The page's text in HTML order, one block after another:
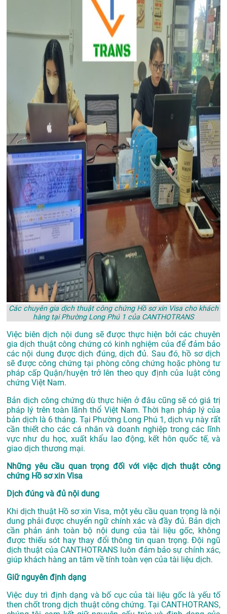
Các chuyên gia dịch thuật công chứng Hồ sơ xin Visa cho khách
hàng tại Phường Long Phú 1 của CANTHOTRANS
Việc biên dịch nội dung sẽ được thực hiện bởi các chuyên
gia dịch thuật công chứng có kinh nghiệm của để đảm bảo
các nội dung được dịch đúng, dịch đủ. Sau đó, hồ sơ dịch
sẽ được công chứng tại phòng công chứng hoặc phòng tư
pháp cấp Quận/huyện trở lên theo quy định của luật công
chứng Việt Nam.
Bản dịch công chứng dù thực hiện ở đâu cũng sẽ có giá trị
pháp lý trên toàn lãnh thổ Việt Nam. Thời hạn pháp lý của
bản dịch là 6 tháng. Tại Phường Long Phú 1, dịch vụ này rất
cần thiết cho các cá nhân và doanh nghiệp trong các lĩnh
vực như du học, xuất khẩu lao động, kết hôn quốc tế, và
giao dịch thương mại.
Những yêu cầu quan trọng đối với việc dịch thuật công
chứng Hồ sơ xin Visa
Dịch đúng và đủ nội dung
Khi dịch thuật Hồ sơ xin Visa, một yêu cầu quan trọng là nội
dung phải được chuyển ngữ chính xác và đầy đủ. Bản dịch
cần phản ánh toàn bộ nội dung của tài liệu gốc, không
được thiếu sót hay thay đổi thông tin quan trọng. Đội ngũ
dịch thuật của CANTHOTRANS luôn đảm bảo sự chính xác,
giúp khách hàng an tâm về tính toàn vẹn của tài liệu dịch.
Giữ nguyên định dạng
Việc duy trì định dạng và bố cục của tài liệu gốc là yếu tố
then chốt trong dịch thuật công chứng. Tại CANTHOTRANS,